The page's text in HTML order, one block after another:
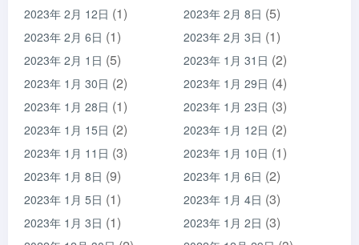
2023年 2月 12日 (1) 2023年 2月 8日 (5)
2023年 2月 6日 (1) 2023年 2月 3日 (1)
2023年 2月 1日 (5) 2023年 1月 31日 (2)
2023年 1月 30日 (2) 2023年 1月 29日 (4)
2023年 1月 28日 (1) 2023年 1月 23日 (3)
2023年 1月 15日 (2) 2023年 1月 12日 (2)
2023年 1月 11日 (3) 2023年 1月 10日 (1)
2023年 1月 8日 (9) 2023年 1月 6日 (2)
2023年 1月 5日 (1) 2023年 1月 4日 (3)
2023年 1月 3日 (1) 2023年 1月 2日 (3)